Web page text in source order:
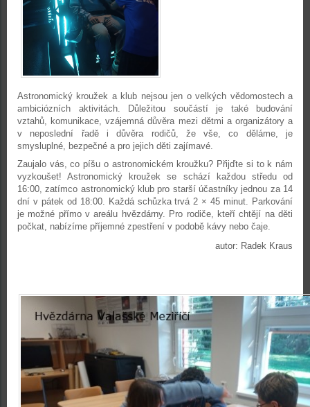
Astronomický kroužek a klub nejsou jen o velkých vědomostech a
ambiciózních aktivitách. Důležitou součástí je také budování
vztahů, komunikace, vzájemná důvěra mezi dětmi a organizátory a
v neposlední řadě i důvěra rodičů, že vše, co děláme, je
smysluplné, bezpečné a pro jejich děti zajímavé.
Zaujalo vás, co píšu o astronomickém kroužku? Přijďte si to k nám
vyzkoušet! Astronomický kroužek se schází každou středu od
16:00, zatímco astronomický klub pro starší účastníky jednou za 14
dní v pátek od 18:00. Každá schůzka trvá 2 × 45 minut. Parkování
je možné přímo v areálu hvězdárny. Pro rodiče, kteří chtějí na děti
počkat, nabízíme příjemné zpestření v podobě kávy nebo čaje.
autor: Radek Kraus